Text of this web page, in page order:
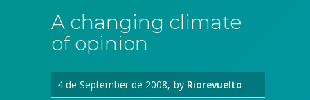
A changing climate
of opinion
4 de September de 2008 by Riorevuelto